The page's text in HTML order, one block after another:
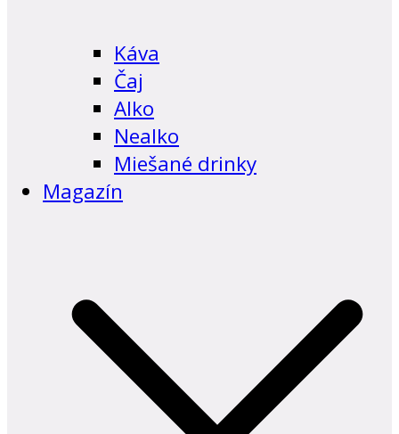
Káva
Čaj
Alko
Nealko
Miešané drinky
Magazín